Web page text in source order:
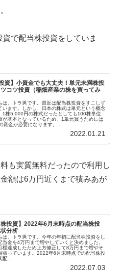
で配当株投資をしていま
投資】小資金でも大丈夫！単元未満株投
コツ投資（稲畑産業の株を買ってみ
は、トラ男です。最近は配当株投資をすこしず
います。しかし、日本の株式は単元という概念
1株5,000円の株式だったとしても100株単位
が基本となっているため、1単元買うためには
資金が必要になります。...
2022.01.21
も実質無料だったので利用し
額は6万円近くまで積みあが
株投資】2022年6月末時点の配当株投
分析
は、トラ男です。今年の年初に配当株投資をし
当金を4万円まで増やしていくと決めました。
標達成したため上方修正して8万円まで増やそ
張っています。2022年6月末時点での配当株投
配...
2022.07.03